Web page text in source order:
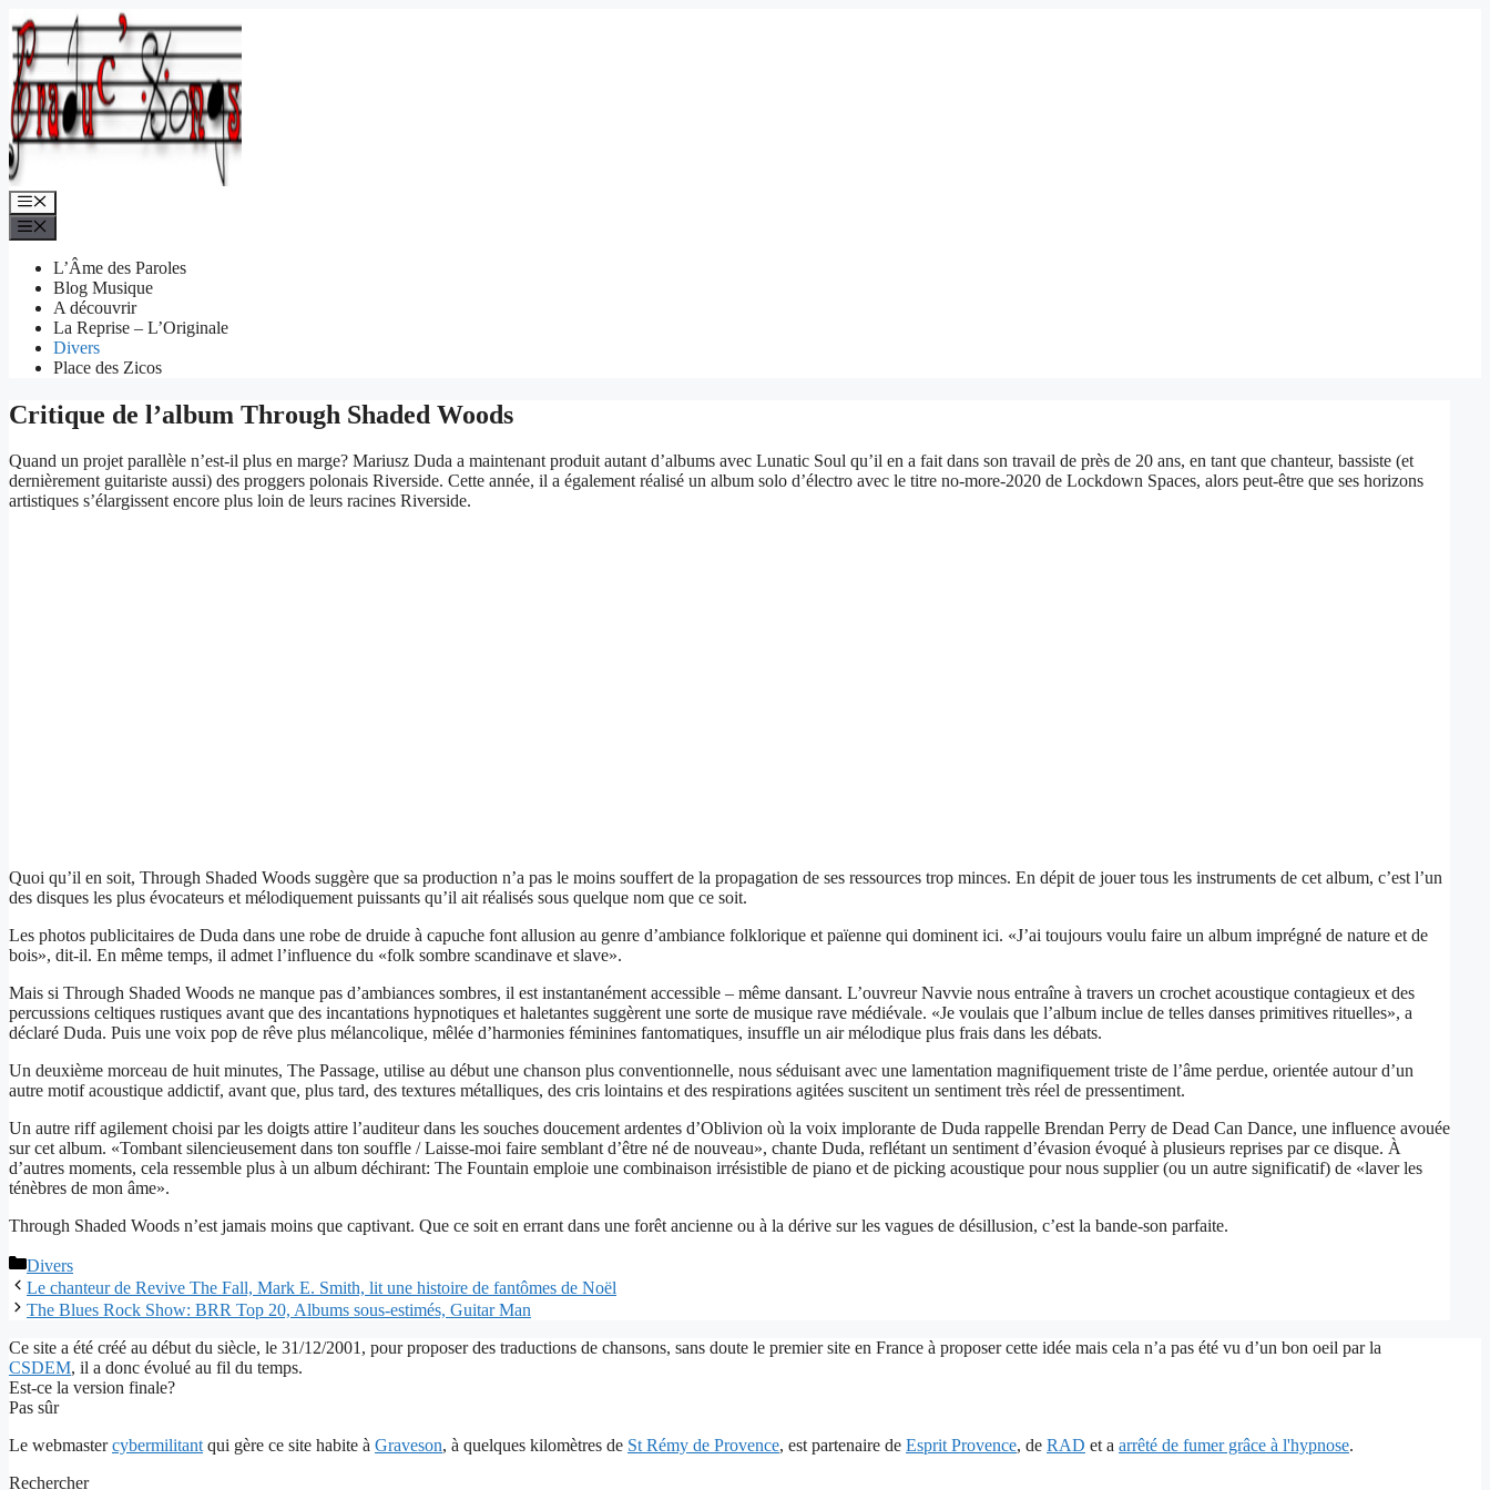
Aller
au
contenu
Menu
L’Âme des Paroles
Blog Musique
A découvrir
La Reprise – L’Originale
Divers
Place des Zicos
Critique de l’album Through Shaded Woods
Quand un projet parallèle n’est-il plus en marge? Mariusz Duda a maintenant produit autant d’albums avec Lunatic Soul qu’il en a fait dans son travail de près de 20 ans, en tant que chanteur, bassiste (et
dernièrement guitariste aussi) des proggers polonais Riverside. Cette année, il a également réalisé un album solo d’électro avec le titre no-more-2020 de Lockdown Spaces, alors peut-être que ses horizons
artistiques s’élargissent encore plus loin de leurs racines Riverside.
Quoi qu’il en soit, Through Shaded Woods suggère que sa production n’a pas le moins souffert de la propagation de ses ressources trop minces. En dépit de jouer tous les instruments de cet album, c’est l’un
des disques les plus évocateurs et mélodiquement puissants qu’il ait réalisés sous quelque nom que ce soit.
Les photos publicitaires de Duda dans une robe de druide à capuche font allusion au genre d’ambiance folklorique et païenne qui dominent ici. «J’ai toujours voulu faire un album imprégné de nature et de
bois», dit-il. En même temps, il admet l’influence du «folk sombre scandinave et slave».
Mais si Through Shaded Woods ne manque pas d’ambiances sombres, il est instantanément accessible – même dansant. L’ouvreur Navvie nous entraîne à travers un crochet acoustique contagieux et des
percussions celtiques rustiques avant que des incantations hypnotiques et haletantes suggèrent une sorte de musique rave médiévale. «Je voulais que l’album inclue de telles danses primitives rituelles», a
déclaré Duda. Puis une voix pop de rêve plus mélancolique, mêlée d’harmonies féminines fantomatiques, insuffle un air mélodique plus frais dans les débats.
Un deuxième morceau de huit minutes, The Passage, utilise au début une chanson plus conventionnelle, nous séduisant avec une lamentation magnifiquement triste de l’âme perdue, orientée autour d’un
autre motif acoustique addictif, avant que, plus tard, des textures métalliques, des cris lointains et des respirations agitées suscitent un sentiment très réel de pressentiment.
Un autre riff agilement choisi par les doigts attire l’auditeur dans les souches doucement ardentes d’Oblivion où la voix implorante de Duda rappelle Brendan Perry de Dead Can Dance, une influence avouée
sur cet album. «Tombant silencieusement dans ton souffle / Laisse-moi faire semblant d’être né de nouveau», chante Duda, reflétant un sentiment d’évasion évoqué à plusieurs reprises par ce disque. À
d’autres moments, cela ressemble plus à un album déchirant: The Fountain emploie une combinaison irrésistible de piano et de picking acoustique pour nous supplier (ou un autre significatif) de «laver les
ténèbres de mon âme».
Through Shaded Woods n’est jamais moins que captivant. Que ce soit en errant dans une forêt ancienne ou à la dérive sur les vagues de désillusion, c’est la bande-son parfaite.
Catégories
Divers
Le chanteur de Revive The Fall, Mark E. Smith, lit une histoire de fantômes de Noël
The Blues Rock Show: BRR Top 20, Albums sous-estimés, Guitar Man
Ce site a été créé au début du siècle, le 31/12/2001, pour proposer des traductions de chansons, sans doute le premier site en France à proposer cette idée mais cela n’a pas été vu d’un bon oeil par la
CSDEM, il a donc évolué au fil du temps.
Est-ce la version finale?
Pas sûr
Le webmastercybermilitant qui gère ce site habite à Graveson, à quelques kilomètres de St Rémy de Provence, est partenaire de Esprit Provence, de RAD et a arrêté de fumer grâce à l'hypnose.
Rechercher